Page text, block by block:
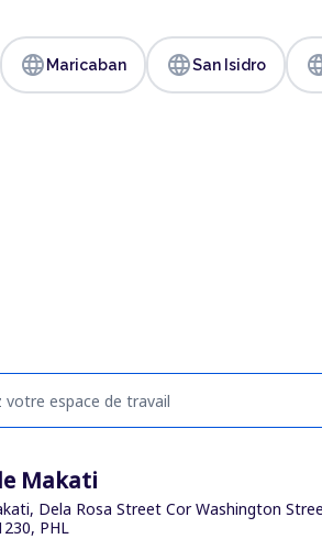
language Maricaban languageSan Isidro
votre espace de travail
Makati
Dela Rosa Street Cor Washington
PHL